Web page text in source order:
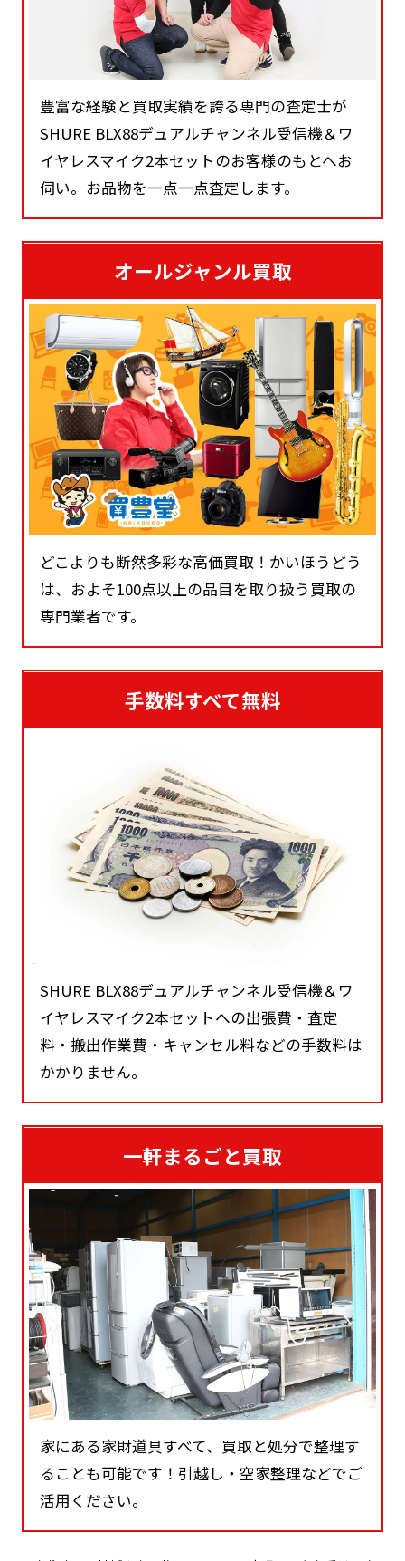
豊富な経験と買取実績を誇る専門の査定士が
SHURE BLX88デュアルチャンネル受信機＆ワ
イヤレスマイク2本セットのお客様のもとへお
伺い。お品物を一点一点査定します。
オールジャンル買取
どこよりも断然多彩な高価買取！かいほうどう
は、およそ100点以上の品目を取り扱う買取の
専門業者です。
手数料すべて無料
SHURE BLX88デュアルチャンネル受信機＆ワ
イヤレスマイク2本セットへの出張費・査定
料・搬出作業費・キャンセル料などの手数料は
かかりません。
一軒まるごと買取
家にある家財道具すべて、買取と処分で整理す
ることも可能です！引越し・空家整理などでご
活用ください。